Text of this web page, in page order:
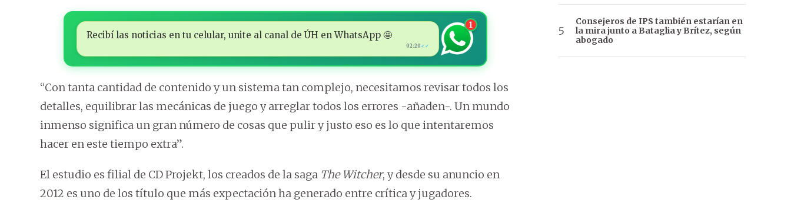
Recibí las noticias en tu celular, unite al canal de ÚH en WhatsApp 🤩
02:20 ✓✓
1
“Con tanta cantidad de contenido y un sistema tan complejo, necesitamos revisar todos los
detalles, equilibrar las mecánicas de juego y arreglar todos los errores -añaden-. Un mundo
inmenso significa un gran número de cosas que pulir y justo eso es lo que intentaremos
hacer en este tiempo extra”.
El estudio es filial de CD Projekt, los creados de la saga The Witcher, y desde su anuncio en
2012 es uno de los título que más expectación ha generado entre crítica y jugadores.
Consejeros de IPS también estarían en
la mira junto a Bataglia y Brítez, según
abogado